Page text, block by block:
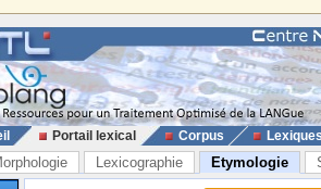
Portail lexical Corpus
Lexicographie Etymologie